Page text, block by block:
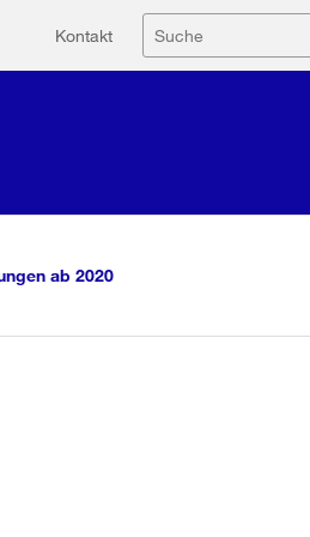
Hilfsnavigation
Kontakt Suche
ab 2020